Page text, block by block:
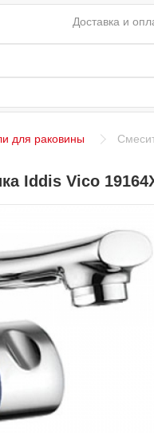
Доставка и
для раковины
Iddis Vico